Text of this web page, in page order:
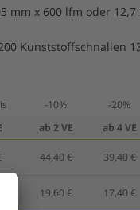
mm x 600 lfm oder 12,7
Kunststoffschnallen
-10%
-20%
ab 2 VE ab 4 VE
44,40 € 39,40 €
19,60 € 17,40 €